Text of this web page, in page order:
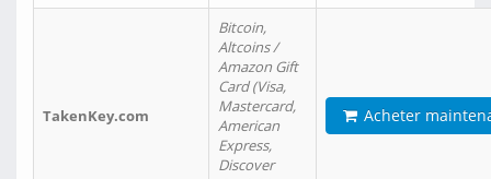
TakenKey.com
Bitcoin,
Altcoins /
Amazon Gift
Card (Visa,
Mastercard,
American
Express,
Discover
Acheter